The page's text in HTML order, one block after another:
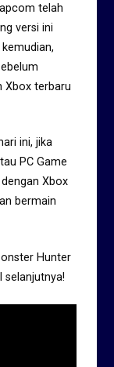
telah
versi ini
Xbox terbaru
ini, jika
PC Game
Xbox
bermain
Hunter
selanjutnya!